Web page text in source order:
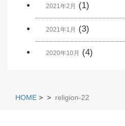
2021年2月 (1)
2021年1月 (3)
2020年10月 (4)
HOME > > religion-22